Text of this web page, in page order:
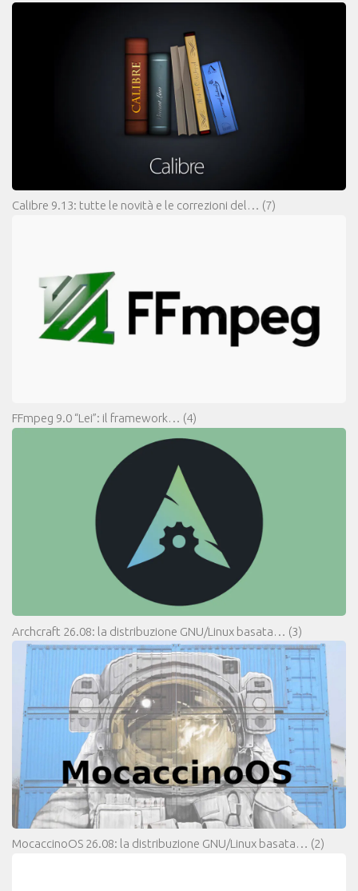
Calibre 9.13: tutte le novità e le correzioni del… (7)
FFmpeg 9.0 “Lei”: il framework… (4)
Archcraft 26.08: la distribuzione GNU/Linux basata… (3)
MocaccinoOS 26.08: la distribuzione GNU/Linux basata… (2)